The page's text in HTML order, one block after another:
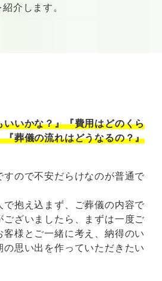
紹介します。
いかな？』『費用はどのくら
葬儀の流れはどうなるの？』
ので不安だらけなのが普通で
で抱え込まず、ご葬儀の内容で
ざいましたら、まずは一度ご
様とご一緒に考え、納得のい
の思い出を作っていただきたい